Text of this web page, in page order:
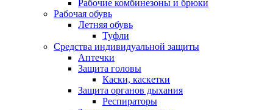
Рабочие комбинезоны и брюки
Рабочая обувь
Летняя обувь
Туфли
Средства индивидуальной защиты
Аптечки
Защита головы
Каски, каскетки
Защита органов дыхания
Респираторы